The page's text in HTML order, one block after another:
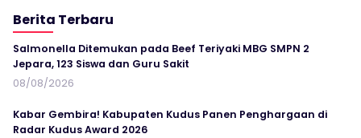
Berita Terbaru
Salmonella Ditemukan pada Beef Teriyaki MBG SMPN 2
Jepara, 123 Siswa dan Guru Sakit
08/08/2026
Kabar Gembira! Kabupaten Kudus Panen Penghargaan di
Radar Kudus Award 2026